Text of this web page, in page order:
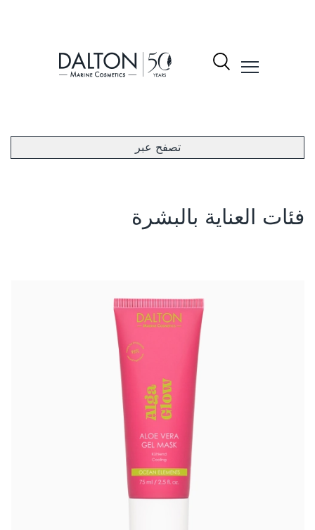
تشكيلة
Dalton
حولفئات العناية بالبشرة
تصفح عبر